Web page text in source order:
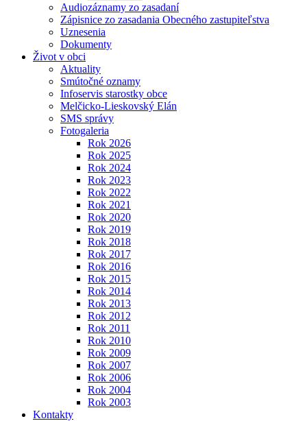
Audiozáznamy zo zasadaní
Zápisnice zo zasadania Obecného zastupiteľstva
Uznesenia
Dokumenty
Život v obci
Aktuality
Smútočné oznamy
Infoservis starostky obce
Melčicko-Lieskovský Elán
SMS správy
Fotogaleria
Rok 2026
Rok 2025
Rok 2024
Rok 2023
Rok 2022
Rok 2021
Rok 2020
Rok 2019
Rok 2018
Rok 2017
Rok 2016
Rok 2015
Rok 2014
Rok 2013
Rok 2012
Rok 2011
Rok 2010
Rok 2009
Rok 2007
Rok 2006
Rok 2004
Rok 2003
Kontakty